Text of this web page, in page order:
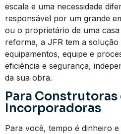
escala e uma necessidade
responsável por um grande
ou o proprietário de uma
reforma, a JFR tem a
equipamentos, equipe e
eficiência e segurança,
da sua obra.
Para Construtoras
Incorporadoras
Para você, tempo é dinheiro